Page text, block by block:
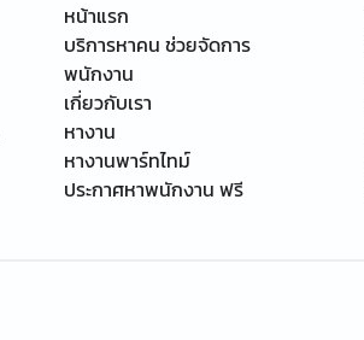
หน้าแรก
บริการหาคน ช่วยจัดการ
พนักงาน
เกี่ยวกับเรา
หางาน
หางานพาร์ทไทม์
ประกาศหาพนักงาน ฟรี